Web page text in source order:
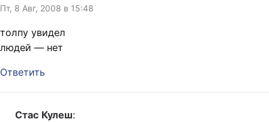
Пт, 8 Авг, 2008 в 15:48
толпу увидел
людей — нет
Ответить
Стас Кулеш: